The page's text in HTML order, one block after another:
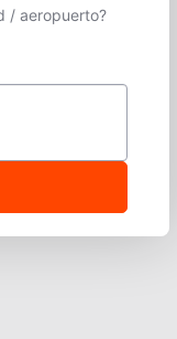
/ aeropuerto?